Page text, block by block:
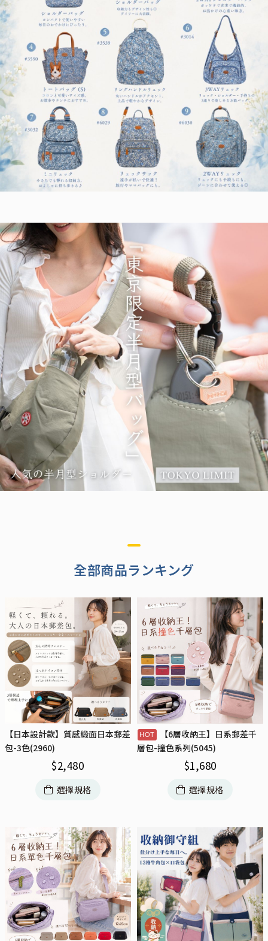
全部商品ランキング
【日本設計款】質感緞面日本郵差
包-3色(2960)
$2,480
選擇規格
【6層收納王】日系郵差千
層包-撞色系列(5045)
$1,680
選擇規格